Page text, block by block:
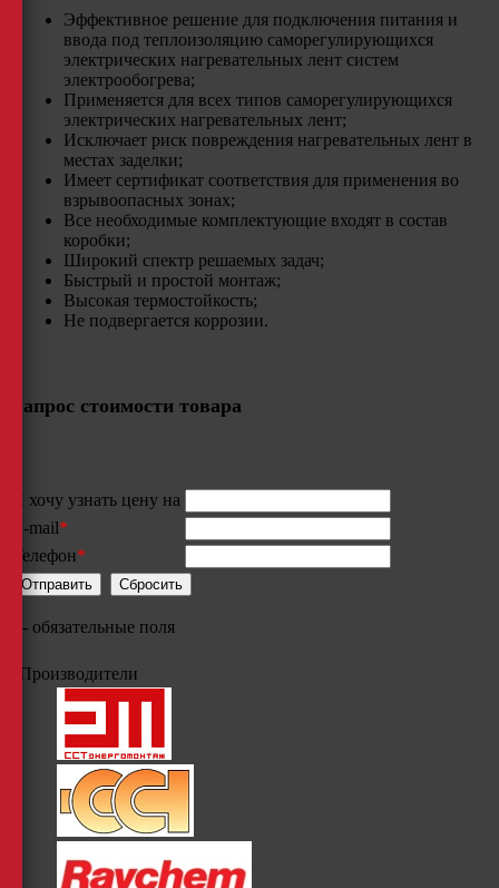
Эффективное решение для подключения питания и
ввода под теплоизоляцию саморегулирующихся
электрических нагревательных лент систем
электрообогрева;
Применяется для всех типов саморегулирующихся
электрических нагревательных лент;
Исключает риск повреждения нагревательных лент в
местах заделки;
Имеет сертификат соответствия для применения во
взрывоопасных зонах;
Все необходимые комплектующие входят в состав
коробки;
Широкий спектр решаемых задач;
Быстрый и простой монтаж;
Высокая термостойкость;​
Не подвергается коррозии.
Запрос стоимости товара
Я хочу узнать цену на
E-mail*
Телефон*
- обязательные поля
Производители